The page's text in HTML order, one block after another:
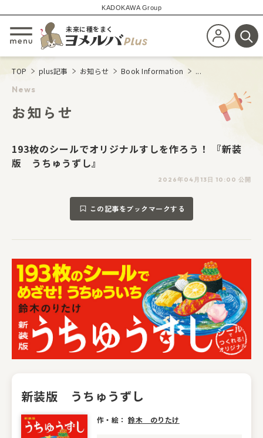
KADOKAWA Group
メニューを開閉する
未来に種をまく
新規会員登
検
TOP plus記事 お知らせ Book Information ...
News
お知らせ
193枚のシールでオリジナルすしを作ろう！ 『新装
版 うちゅうずし』
2026年04月13日 10:00 公開
この記事をブックマークする
新装版 うちゅうずし
作・絵：鈴木 のりたけ